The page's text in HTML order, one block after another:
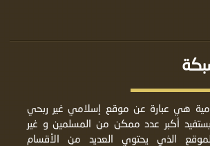
هي عبارة عن موقع إسلامي غير ربحي
أكبر عدد ممكن من المسلمين و غير
الذي يحتوي العديد من الأقسام